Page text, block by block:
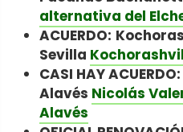
alternativa del
ACUERDO:
Sevilla
CASI HAY
Alavés Nicolás
Alavés